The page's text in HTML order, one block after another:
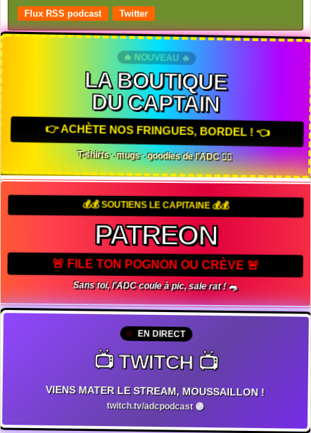
Flux RSS podcast Twitter
🔥 NOUVEAU 🔥
LA BOUTIQUE
DU CAPTAIN
👉 ACHÈTE NOS FRINGUES, BORDEL ! 👈
T-shirts · mugs · goodies de l'ADC 🏴‍☠️
💰💰 SOUTIENS LE CAPITAINE 💰💰
PATREON
🚨 FILE TON POGNON OU CRÈVE 🚨
Sans toi, l'ADC coule à pic, sale rat ! 🐀
EN DIRECT
📺 TWITCH 📺
VIENS MATER LE STREAM, MOUSSAILLON !
twitch.tv/adcpodcast 🟣